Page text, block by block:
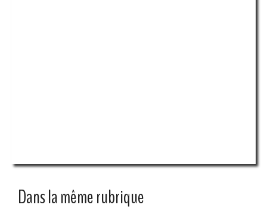
Dans la même rubrique